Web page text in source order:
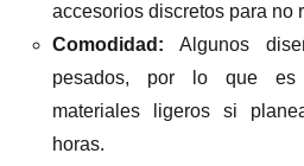
accesorios discretos para no
Comodidad: Algunos
pesados, por lo que es
materiales ligeros si
horas.